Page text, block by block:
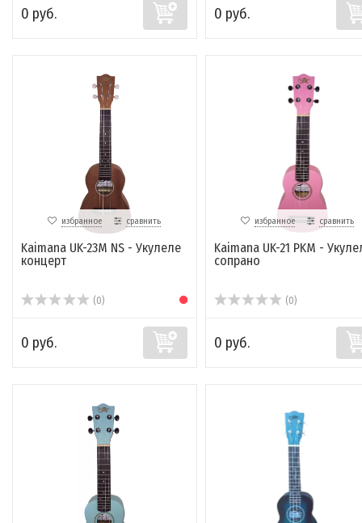
0 руб. 0 руб.
избранное сравнить
Kaimana UK-23M NS - Укулеле
концерт
(0)
0 руб.
избранное сравнить
Kaimana UK-21 PKM -
сопрано
(0)
0 руб.